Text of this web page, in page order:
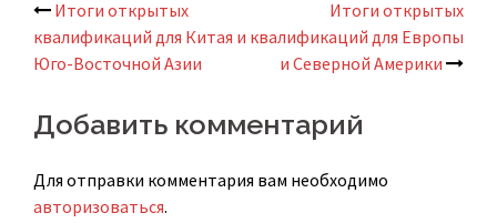
Навигация
по
записям
Итоги открытых
квалификаций для Китая и
Юго-Восточной Азии
Итоги открытых
квалификаций для Европы
и Северной Америки
Добавить комментарий
Для отправки комментария вам необходимо
авторизоваться.